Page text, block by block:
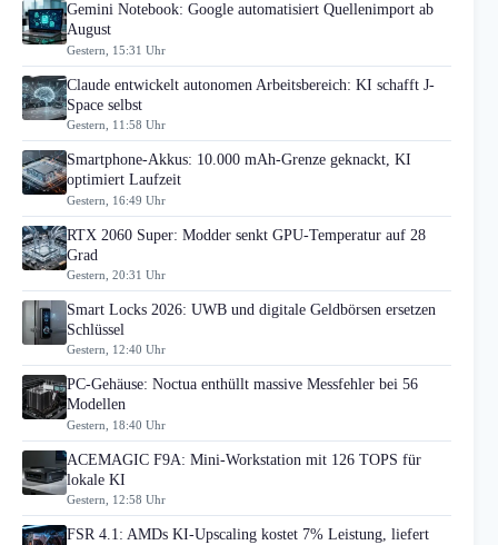
Gemini Notebook: Google automatisiert Quellenimport ab
August
Gestern, 15:31 Uhr
Claude entwickelt autonomen Arbeitsbereich: KI schafft J-
Space selbst
Gestern, 11:58 Uhr
Smartphone-Akkus: 10.000 mAh-Grenze geknackt, KI
optimiert Laufzeit
Gestern, 16:49 Uhr
RTX 2060 Super: Modder senkt GPU-Temperatur auf 28
Grad
Gestern, 20:31 Uhr
Smart Locks 2026: UWB und digitale Geldbörsen ersetzen
Schlüssel
Gestern, 12:40 Uhr
PC-Gehäuse: Noctua enthüllt massive Messfehler bei 56
Modellen
Gestern, 18:40 Uhr
ACEMAGIC F9A: Mini-Workstation mit 126 TOPS für
lokale KI
Gestern, 12:58 Uhr
FSR 4.1: AMDs KI-Upscaling kostet 7% Leistung, liefert